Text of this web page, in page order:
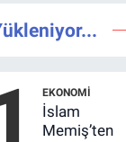
EKONOMI
İslam
Memiş’ten